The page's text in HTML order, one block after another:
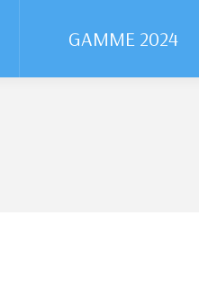
GAMME 2024
GAMME 2024